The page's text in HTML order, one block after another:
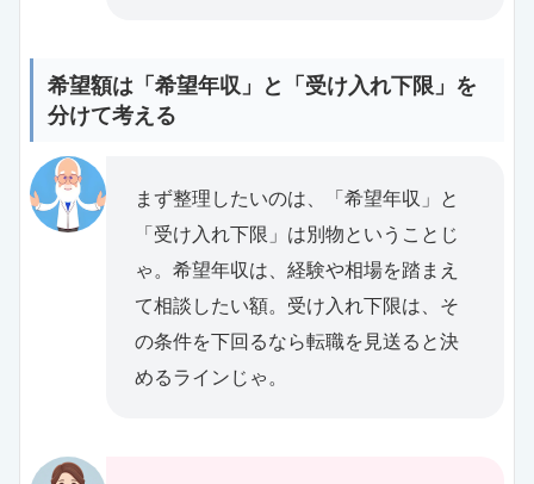
希望額は「希望年収」と「受け入れ下限」を
分けて考える
まず整理したいのは、「希望年収」と
「受け入れ下限」は別物ということじ
ゃ。希望年収は、経験や相場を踏まえ
て相談したい額。受け入れ下限は、そ
の条件を下回るなら転職を見送ると決
めるラインじゃ。